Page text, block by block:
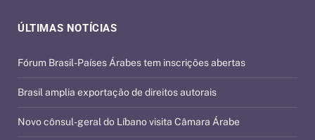
ÚLTIMAS NOTÍCIAS
Fórum Brasil-Países Árabes tem inscrições abertas
Brasil amplia exportação de direitos autorais
Novo cônsul-geral do Líbano visita Câmara Árabe